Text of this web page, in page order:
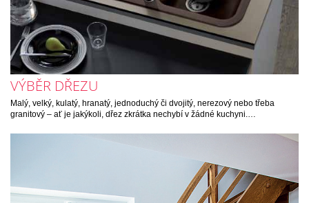
VÝBĚR DŘEZU
Malý, velký, kulatý, hranatý, jednoduchý či dvojitý, nerezový nebo třeba
granitový – ať je jakýkoli, dřez zkrátka nechybí v žádné kuchyni.…